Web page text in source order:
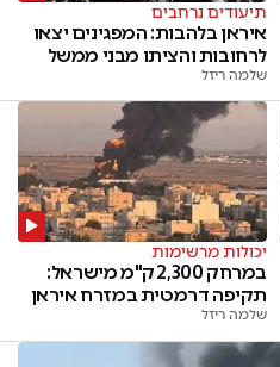
תיעודים נרחבים
איראן בלהבות: המפגינים יצאו
לרחובות והציתו מבני ממשל
שלמה ריזל
יכולות מרשימות
במרחק 2,300 ק"מ מישראל:
תקיפה דרמטית במזרח איראן
שלמה ריזל